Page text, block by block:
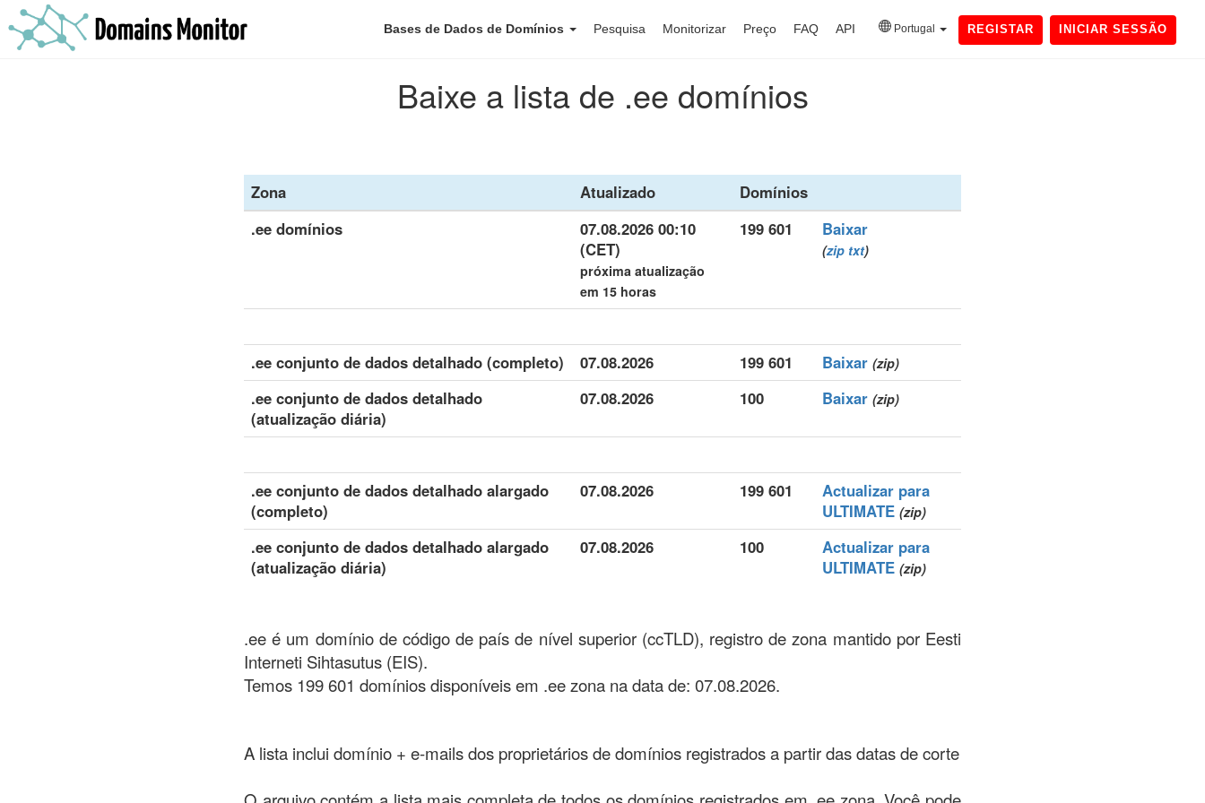
Bases de Dados de Domínios Pesquisa Monitorizar Preço FAQ API Portugal REGISTAR INICIAR SESSÃO
Baixe a lista de .ee domínios
Zona Atualizado
Domínios
.ee domínios
07.08.2026 00:10
(CET)
próxima atualização
em 15 horas
199 601 Baixar
(zip txt)
.ee conjunto de dados detalhado (completo) 07.08.2026 199 601 Baixar (zip)
.ee conjunto de dados detalhado
(atualização diária)
07.08.2026 100 Baixar (zip)
.ee conjunto de dados detalhado alargado
(completo)
07.08.2026 199 601
Actualizar para
ULTIMATE (zip)
.ee conjunto de dados detalhado alargado
(atualização diária)
07.08.2026 100
Actualizar para
ULTIMATE (zip)
.ee é um domínio de código de país de nível superior (ccTLD), registro de zona mantido por Eesti
Interneti Sihtasutus (EIS).
Temos 199 601 domínios disponíveis em .ee zona na data de: 07.08.2026.
A lista inclui domínio + e-mails dos proprietários de domínios registrados a partir das datas de corte